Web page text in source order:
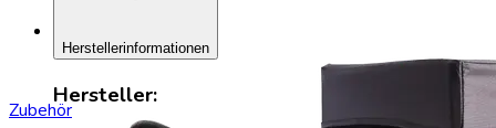
Herstellerinformationen
Hersteller:
Zubehör